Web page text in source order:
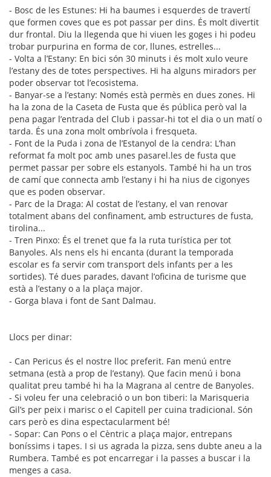
- Bosc de les Estunes: Hi ha baumes i esquerdes de travertí
que formen coves que es pot passar per dins. És molt divertit
dur frontal. Diu la llegenda que hi viuen les goges i hi podeu
trobar purpurina en forma de cor, llunes, estrelles...
- Volta a l’Estany: En bici són 30 minuts i és molt xulo veure
l’estany des de totes perspectives. Hi ha alguns miradors per
poder observar tot l’ecosistema.
- Banyar-se a l’estany: Només està permès en dues zones. Hi
ha la zona de la Caseta de Fusta que és pública però val la
pena pagar l’entrada del Club i passar-hi tot el dia o un matí o
tarda. És una zona molt ombrívola i fresqueta.
- Font de la Puda i zona de l’Estanyol de la cendra: L’han
reformat fa molt poc amb unes pasarel.les de fusta que
permet passar per sobre els estanyols. També hi ha un tros
de camí que connecta amb l’estany i hi ha nius de cigonyes
que es poden observar.
- Parc de la Draga: Al costat de l’estany, el van renovar
totalment abans del confinament, amb estructures de fusta,
tirolina...
- Tren Pinxo: És el trenet que fa la ruta turística per tot
Banyoles. Als nens els hi encanta (durant la temporada
escolar es fa servir com transport dels infants per a les
sortides). Té dues parades, davant l’oficina de turisme que
està a l’estany o a la plaça major.
- Gorga blava i font de Sant Dalmau.
Llocs per dinar:
- Can Pericus és el nostre lloc preferit. Fan menú entre
setmana (està a prop de l’estany). Que facin menú i bona
qualitat preu també hi ha la Magrana al centre de Banyoles.
- Si voleu fer una celebració o un bon tiberi: la Marisqueria
Gil’s per peix i marisc o el Capitell per cuina tradicional. Són
cars però es dina espectacularment bé!
- Sopar: Can Pons o el Cèntric a plaça major, entrepans
boníssims i tapes. I si us agrada la pizza, sens dubte aneu a la
Rumbera. També es pot encarregar i la passes a buscar i la
menges a casa.